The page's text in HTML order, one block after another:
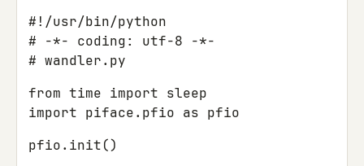
#!/usr/bin/python
# -*- coding: utf-8 -*-
from time import sleep